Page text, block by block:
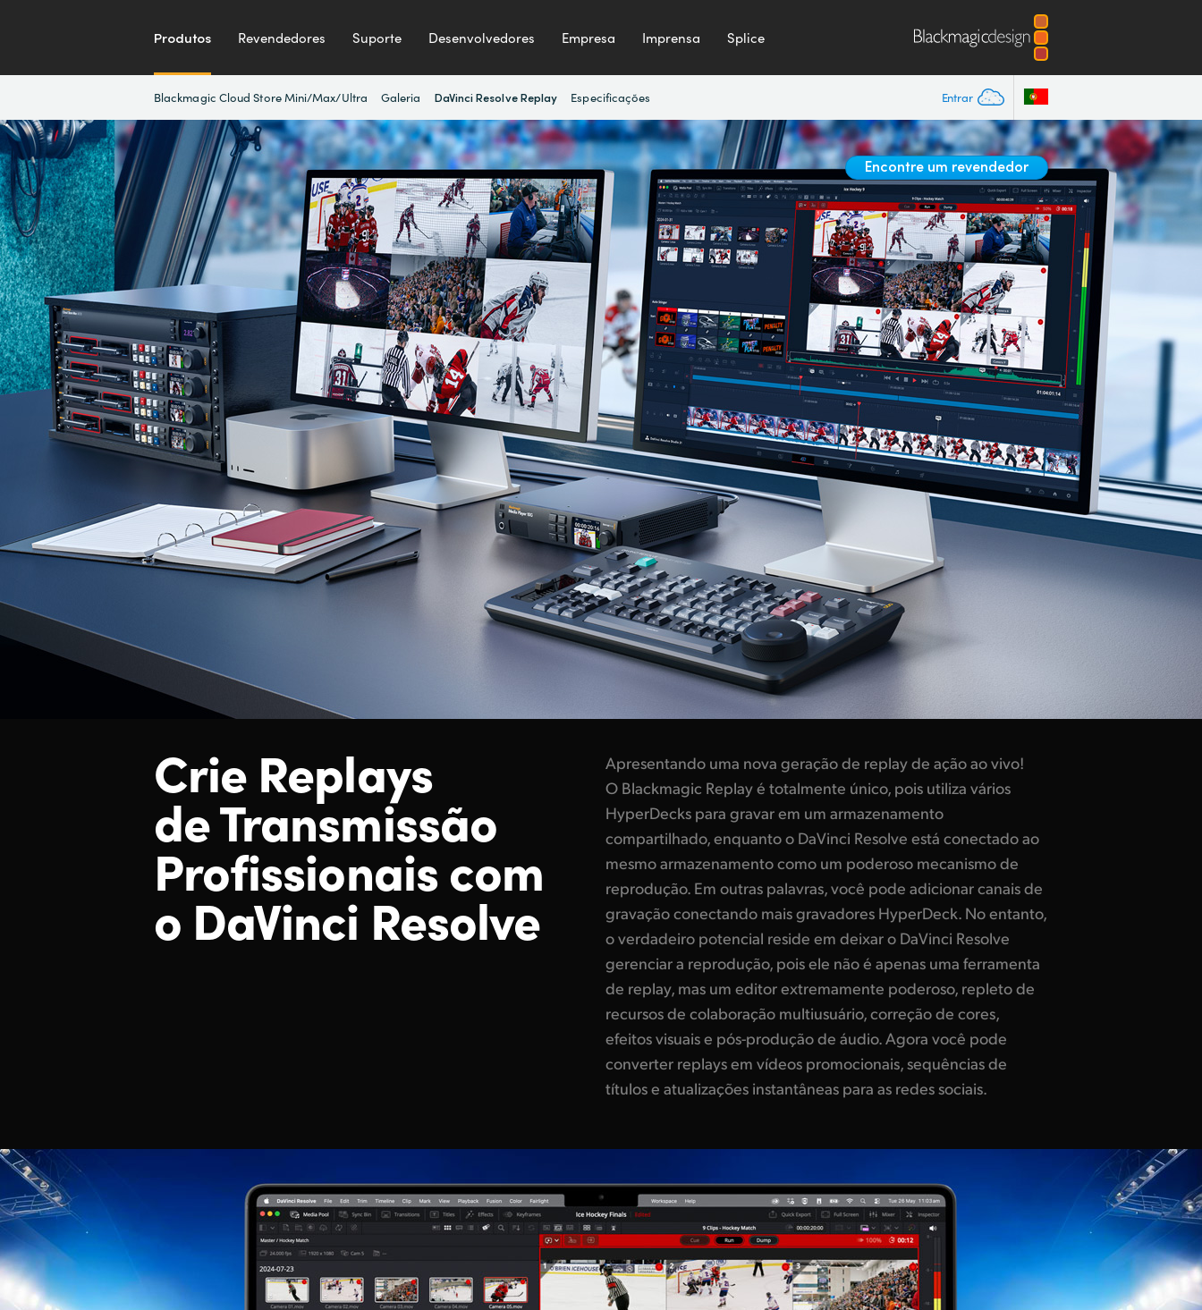
Produtos Revendedores Suporte Desenvolvedores Empresa Imprensa Splice
Entrar
Blackmagic Cloud Store Mini/Max/Ultra Galeria DaVinci Resolve Replay Especificações
Encontre um revendedor
Crie Replays
deTransmissão
Profissionaiscom
o DaVinci Resolve
Apresentando uma nova geração de replay de ação ao vivo!
O Blackmagic Replay é totalmente único, pois utiliza vários
HyperDecks para gravar em um armazenamento
compartilhado, enquanto o DaVinci Resolve está conectado ao
mesmo armazenamento como um poderoso mecanismo de
reprodução. Em outras palavras, você pode adicionar canais de
gravação conectando mais gravadores HyperDeck. No entanto,
o verdadeiro potencial reside em deixar o DaVinci Resolve
gerenciar a reprodução, pois ele não é apenas uma ferramenta
de replay, mas um editor extremamente poderoso, repleto de
recursos de colaboração multiusuário, correção de cores,
efeitos visuais e pós-produção de áudio. Agora você pode
converter replays em vídeos promocionais, sequências de
títulos e atualizações instantâneas para as redes sociais.